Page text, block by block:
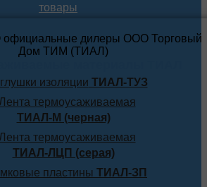
товары
изоляции ТИАЛ-ТУЗ
термоусаживаемая
ТИАЛ-М (черная)
термоусаживаемая
ТИАЛ-ЛЦП (серая)
пластины ТИАЛ-ЗП